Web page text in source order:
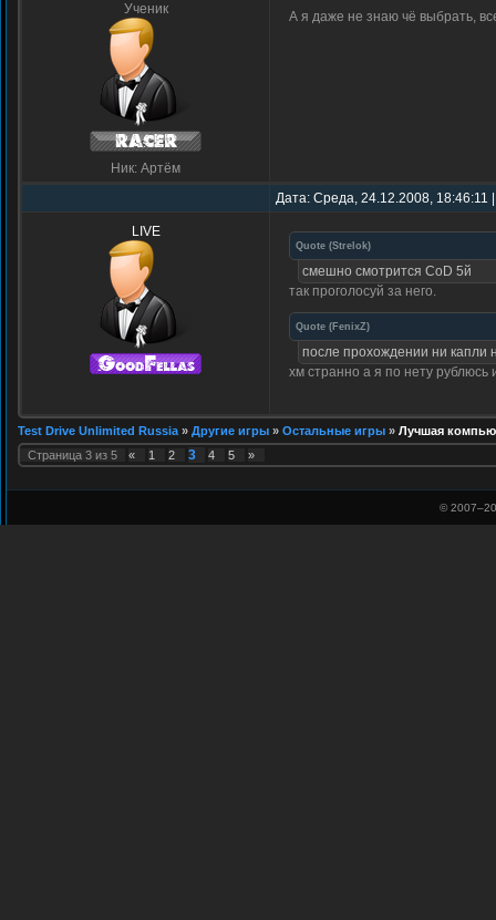
Ученик
Ник: Артём
А я даже не знаю чё выбрать,
Дата: Среда, 24.12.2008,
LIVE
Quote (Strelok)
смешно смотрится CoD 5й
так проголосуй за него.
Quote ( FenixZ)
после прохождении ни капли
хм странно а я по нету рублюсь
Test Drive Unlimited Russia » Другие игры » Остальные игры » Лучшая
Страница 3 из 5 « 1 2 3 4 5 »
© 2007–